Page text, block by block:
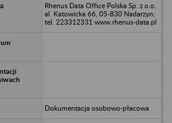
Rhenus Data Office Polska Sp. z o.o.
al. Katowicka 66, 05-830 Nadarzyn;
tel. 223312331 www.rhenus-data.pl
Dokumentacja osobowo-płacowa